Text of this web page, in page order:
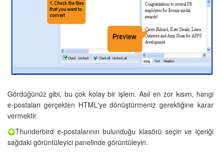
Gördüğünüz gibi, bu çok kolay bir işlem. Asıl en zor kısım, hangi
e-postaları gerçekten HTML'ye dönüştürmeniz gerektiğine karar
vermektir.
Thunderbird e-postalarının bulunduğu klasörü seçin ve içeriği
sağdaki görüntüleyici panelinde görüntüleyin.